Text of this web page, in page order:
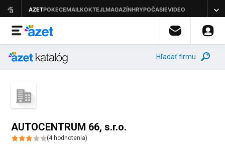
Hľadať firmu
AUTOCENTRUM 66, s.r.o.
(4hodnotenia)